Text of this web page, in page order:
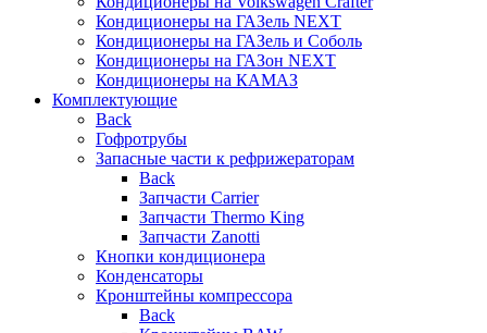
Кондиционеры на ГАЗель NEXT
Кондиционеры на ГАЗель и Соболь
Кондиционеры на ГАЗон NEXT
Кондиционеры на КАМАЗ
Комплектующие
Back
Гофротрубы
Запасные части к рефрижераторам
Back
Запчасти Carrier
Запчасти Thermo King
Запчасти Zanotti
Кнопки кондиционера
Конденсаторы
Кронштейны компрессора
Back